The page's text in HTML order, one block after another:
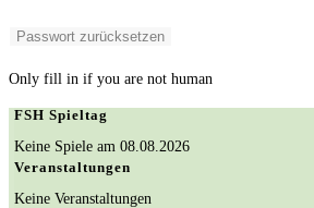
Only fill in if you are not human
FSH Spieltag
Keine Spiele am 08.08.2026
Veranstaltungen
Keine Veranstaltungen